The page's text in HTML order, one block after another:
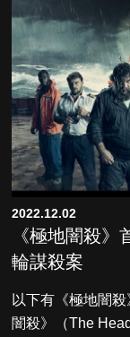
2022.12.02
《極地闇殺
輪謀殺案
以下有《極地闇
闇殺》（The